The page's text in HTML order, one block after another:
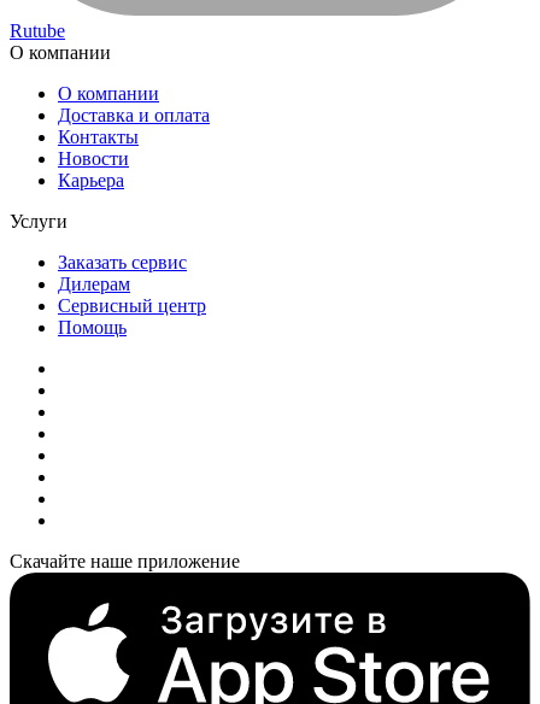
Rutube
О компании
О компании
Доставка и оплата
Контакты
Новости
Карьера
Услуги
Заказать сервис
Дилерам
Сервисный центр
Помощь
Скачайте наше приложение